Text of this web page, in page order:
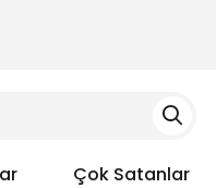
Çok Satanlar